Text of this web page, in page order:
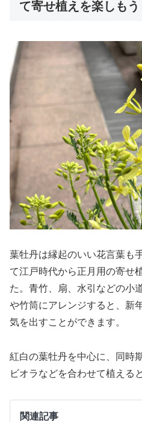
て寄せ植えを楽しもう
葉牡丹は縁起のいい花言葉も
て江戸時代から正月用の寄せ
た。青竹、扇、水引などの小
や竹筒にアレンジすると、新
気を出すことができます。
紅白の葉牡丹を中心に、同時
ビオラなどを合わせて植える
関連記事